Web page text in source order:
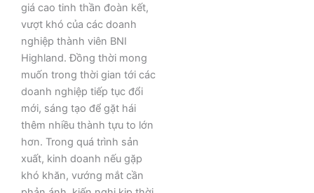
giá cao tinh thần đoàn kết,
vượt khó của các doanh
nghiệp thành viên BNI
Highland. Đồng thời mong
muốn trong thời gian tới các
doanh nghiệp tiếp tục đổi
mới, sáng tạo để gặt hái
thêm nhiều thành tựu to lớn
hơn. Trong quá trình sản
xuất, kinh doanh nếu gặp
khó khăn, vướng mắt cần